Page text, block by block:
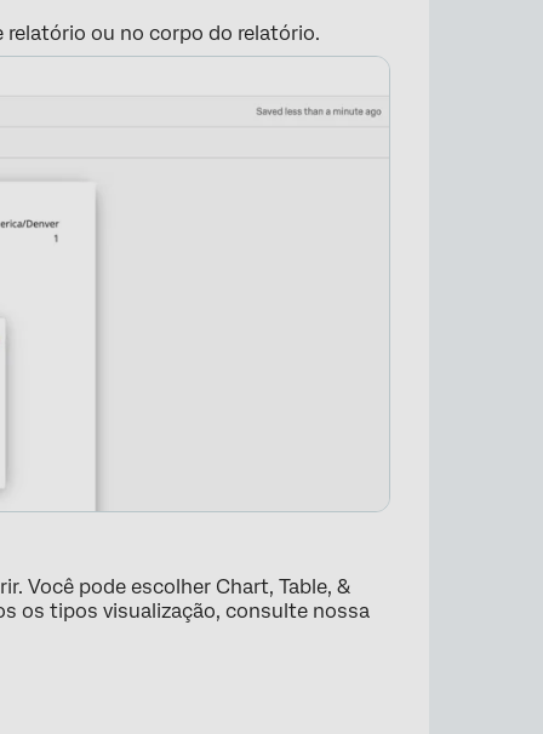
ou no corpo do relatório.
Você pode escolher Chart, Table, &
os tipos visualização, consulte nossa